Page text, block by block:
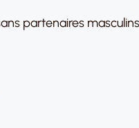
partenaires